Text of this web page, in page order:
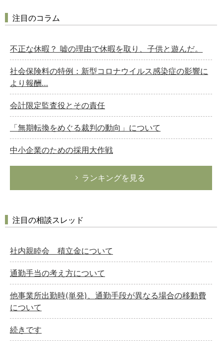
注目のコラム
不正な休暇？ 嘘の理由で休暇を取り、子供と遊んだ。
社会保険料の特例：新型コロナウイルス感染症の影響に
より報酬…
会計限定監査役とその責任
「無期転換をめぐる裁判の動向」について
中小企業のための採用大作戦
ランキングを見る
注目の相談スレッド
社内親睦会 積立金について
通勤手当の考え方について
他事業所出勤時(単発)、通勤手段が異なる場合の移動費
について
続きです